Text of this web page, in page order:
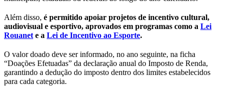
Além disso, é permitido apoiar projetos de incentivo cultural,
audiovisual e esportivo, aprovados em programas como a Lei
Rouanet e a Lei de Incentivo ao Esporte.
O valor doado deve ser informado, no ano seguinte, na ficha
“Doações Efetuadas” da declaração anual do Imposto de Renda,
garantindo a dedução do imposto dentro dos limites estabelecidos
para cada categoria.